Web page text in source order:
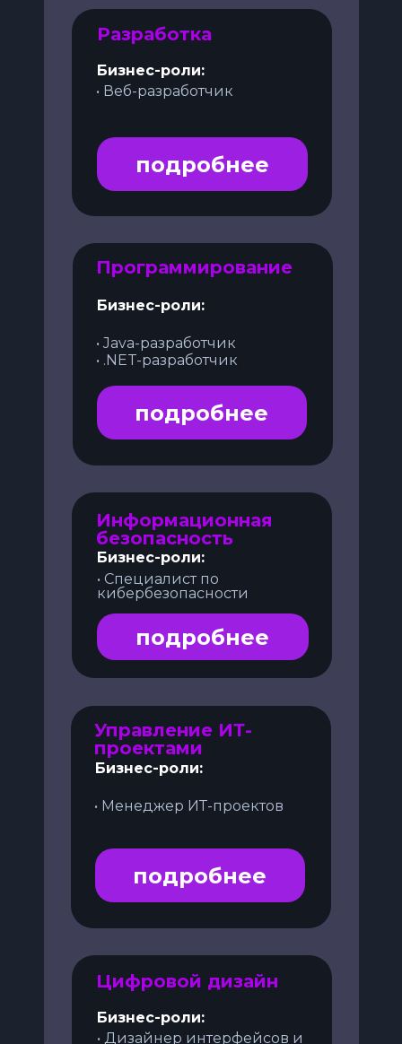
Разработка
Бизнес-роли:
• Веб-разработчик
подробнее
Информационная
безопасность
Бизнес-роли:
• Специалист по
кибербезопасности
подробнее
Цифровой дизайн
Бизнес-роли:
• Дизайнер интерфейсов и
Управление ИТ-
проектами
Бизнес-роли:
• Менеджер ИТ-проектов
подробнее
Программирование
Бизнес-роли:
• Java-разработчик
• .NET-разработчик
подробнее